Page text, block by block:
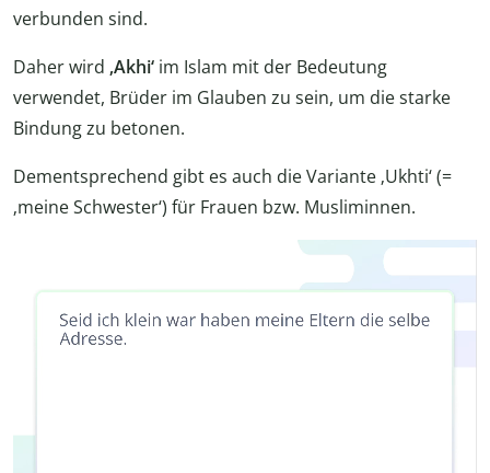
verbunden sind.
Daher wird ‚Akhi‘ im Islam mit der Bedeutung
verwendet, Brüder im Glauben zu sein, um die starke
Bindung zu betonen.
Dementsprechend gibt es auch die Variante ‚Ukhti‘ (=
‚meine Schwester‘) für Frauen bzw. Musliminnen.